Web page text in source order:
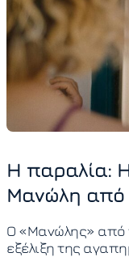
Η παραλία:
Μανώλη από
Ο «Μανώλης» από
εξέλιξη της